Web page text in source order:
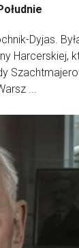
chnik-Dyjas.
Harcerskiej,
...